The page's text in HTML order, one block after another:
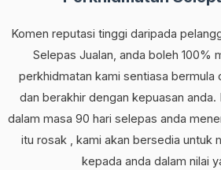
Komen reputasi tinggi daripada
Selepas Jualan, anda boleh 100%
perkhidmatan kami sentiasa bermula
dan berakhir dengan kepuasan
dalam masa 90 hari selepas anda
itu rosak , kami akan bersedia untuk
kepada anda dalam nilai